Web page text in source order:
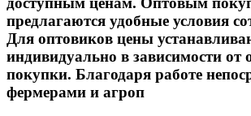
предлагаются удобные условия
Для оптовиков цены
индивидуально в зависимости от
покупки. Благодаря работе
фермерами и агроп